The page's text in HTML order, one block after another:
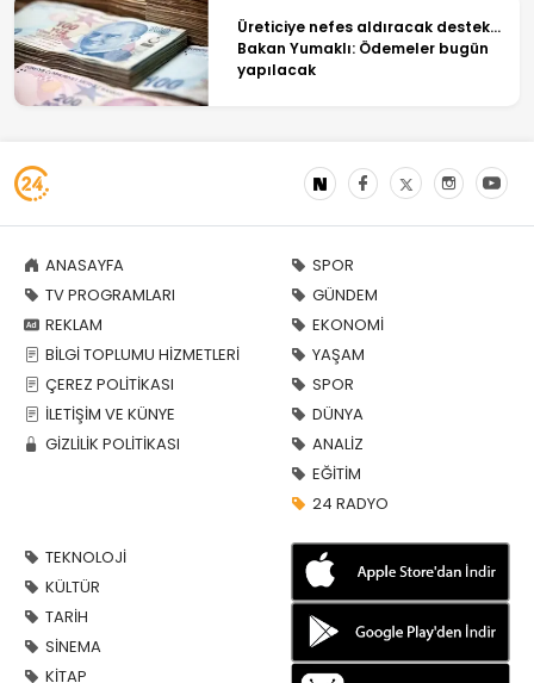
Üreticiye nefes aldıracak destek...
Bakan Yumaklı: Ödemeler bugün
yapılacak
ANASAYFA
TV PROGRAMLARI
REKLAM
BİLGİ TOPLUMU HİZMETLERİ
ÇEREZ POLİTİKASI
İLETİŞİM VE KÜNYE
GİZLİLİK POLİTİKASI
SPOR
GÜNDEM
EKONOMİ
YAŞAM
SPOR
DÜNYA
ANALİZ
EĞİTİM
24 RADYO
TEKNOLOJİ
KÜLTÜR
TARİH
SİNEMA
KİTAP